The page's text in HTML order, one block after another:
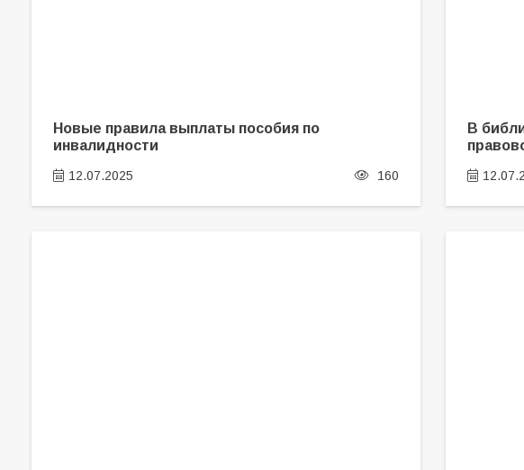
Новые правила выплаты пособия по
инвалидности
12.07.2025 160
В